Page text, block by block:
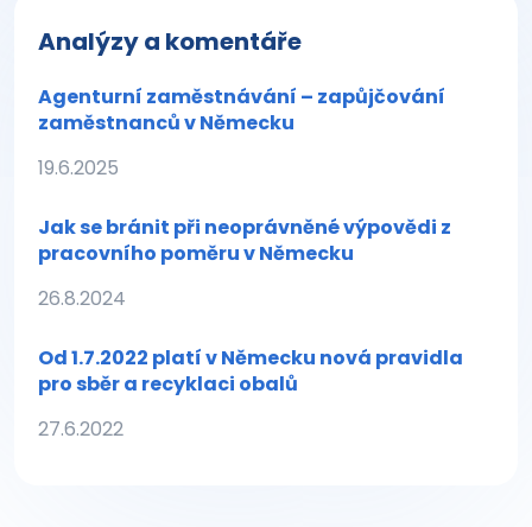
Analýzy a komentáře
Agenturní zaměstnávání – zapůjčování
zaměstnanců v Německu
19.6.2025
Jak se bránit při neoprávněné výpovědi z
pracovního poměru v Německu
26.8.2024
Od 1.7.2022 platí v Německu nová pravidla
pro sběr a recyklaci obalů
27.6.2022